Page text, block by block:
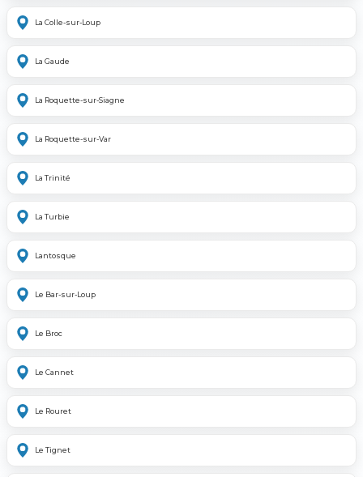
La Colle-sur-Loup
La Gaude
La Roquette-sur-Siagne
La Roquette-sur-Var
La Trinité
La Turbie
Lantosque
Le Bar-sur-Loup
Le Broc
Le Cannet
Le Rouret
Le Tignet